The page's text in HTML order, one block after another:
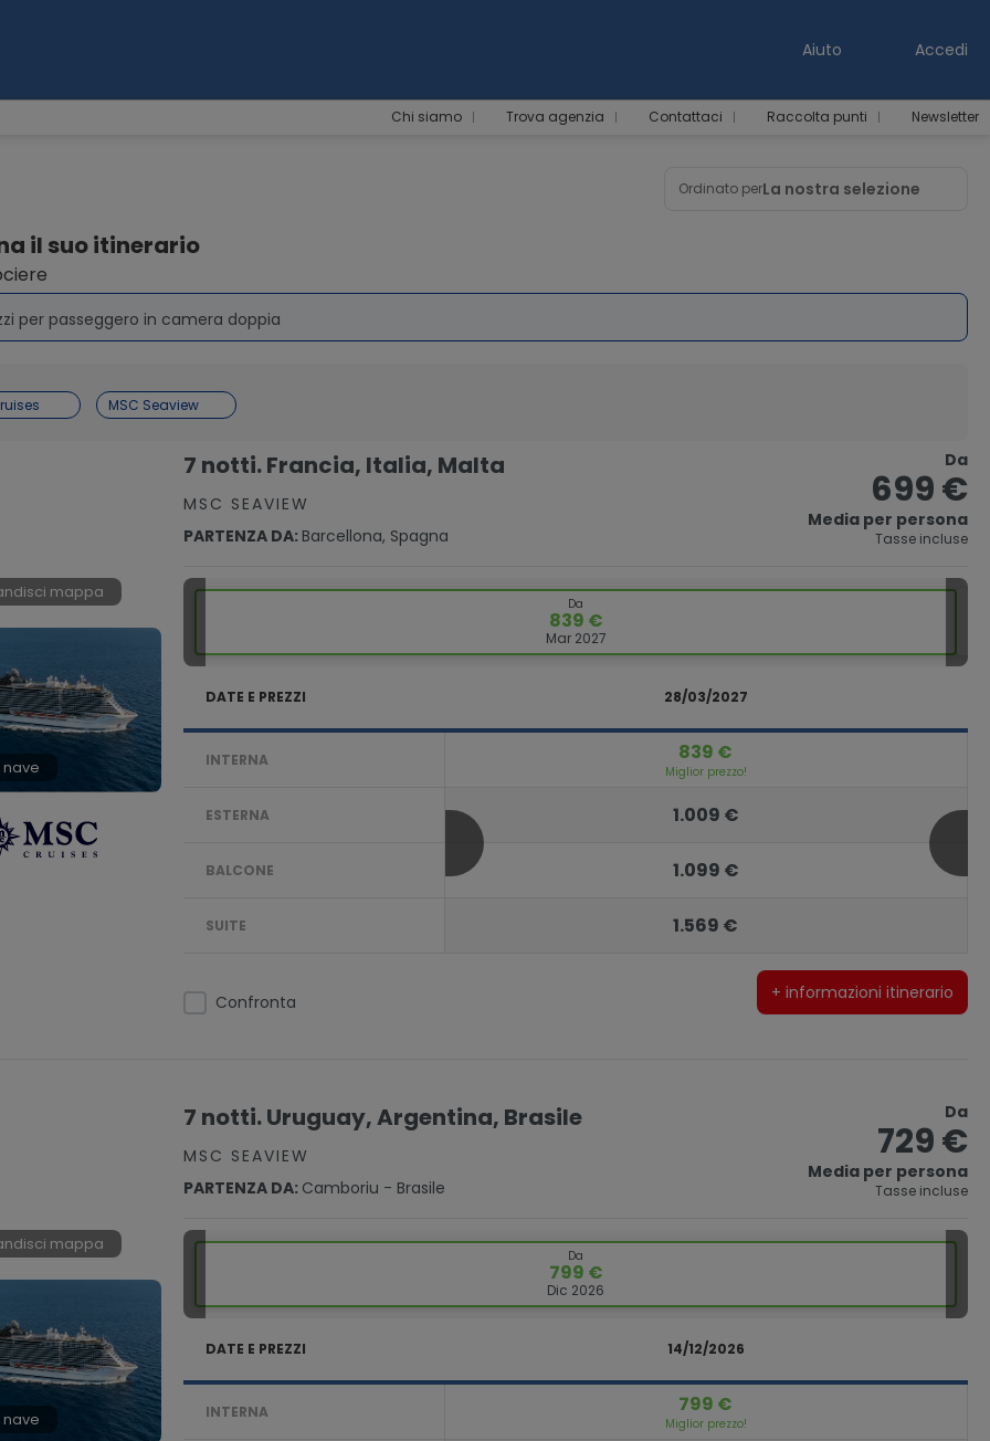
Aiuto Accedi
Chi siamo Trova agenzia Contattaci Raccolta punti Newsletter
Ordinato perLa nostra selezione
il suo itinerario
per passeggero in camera doppia
MSC Seaview
mappa
7 notti. Francia, Italia, Malta
MSC SEAVIEW
PARTENZA DA: Barcellona, Spagna
Da
699 €
Media per persona
Tasse incluse
Da
839 €
Mar 2027
DATE E PREZZI
INTERNA
ESTERNA
BALCONE
SUITE
28/03/2027
839 €
Miglior prezzo!
1.009 €
1.099 €
1.569 €
Confronta + informazioni itinerario
mappa
7 notti. Uruguay, Argentina, Brasile
MSC SEAVIEW
PARTENZA DA: Camboriu - Brasile
Da
729 €
Media per persona
Tasse incluse
Da
799 €
Dic 2026
DATE E PREZZI
INTERNA
14/12/2026
799 €
Miglior prezzo!